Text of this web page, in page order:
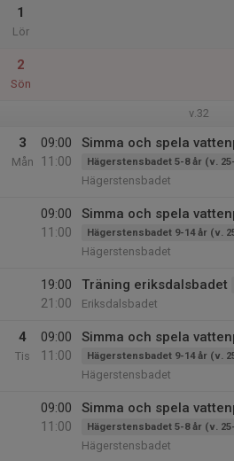
1
Lör
2
Sön
v.32
3
Mån
09:00
11:00
Simma och spela
Hägerstensbadet 5-8 år (v.
Hägerstensbadet
09:00
11:00
Simma och spela
Hägerstensbadet 9-14 år (v.
Hägerstensbadet
19:00
21:00
Träning eriksdalsbadet
Eriksdalsbadet
4
Tis
09:00
11:00
Simma och spela
Hägerstensbadet 9-14 år (v.
Hägerstensbadet
09:00
11:00
Simma och spela
Hägerstensbadet 5-8 år (v.
Hägerstensbadet